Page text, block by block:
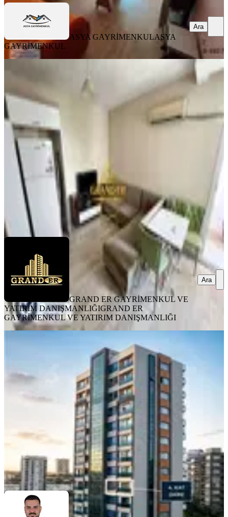
ASYA GAYRİMENKULASYA
GAYRİMENKUL
Ara
Yenişehir Çiftlikköy Üniversiteye
Yakın Eşyalı Satılık 1+1daire
Yenişehir, Çiftlikköy Mahallesi
07.08.2026
GRAND ER GAYRİMENKUL VE YATIRIM
DANIŞMANLIĞI
GRAND ER GAYRİMENKUL VE YATIRIM
DANIŞMANLIĞI
GRAND ER GAYRİMENKUL VE
YATIRIM DANIŞMANLIĞIGRAND ER
GAYRİMENKUL VE YATIRIM DANIŞMANLIĞI
Ara
Çiftlikköy'de Ultra Lüks Havuzlu
Bağımsız Mutfak 2+1
Yenişehir, Çiftlikköy Mahallesi
·120 m² ·4. Kat· 07.08.2026
6.850.000 ₺
RÖLANS GAYRİMENKULHalil Yolcu
Ara